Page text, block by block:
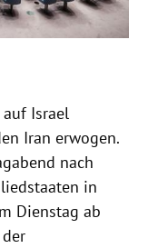
Israel
Iran erwogen.
nach
in
Dienstag ab